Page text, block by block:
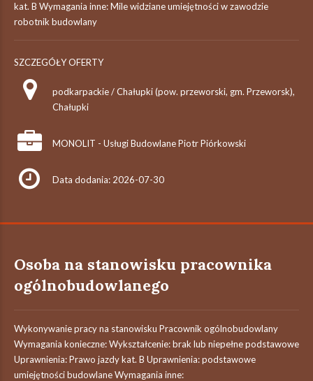
kat. B Wymagania inne: Mile widziane umiejętności w zawodzie
robotnik budowlany
SZCZEGÓŁY OFERTY
podkarpackie / Chałupki (pow. przeworski, gm. Przeworsk),
Chałupki
MONOLIT - Usługi Budowlane Piotr Piórkowski
Data dodania: 2026-07-30
Osoba na stanowisku pracownika
ogólnobudowlanego
Wykonywanie pracy na stanowisku Pracownik ogólnobudowlany
Wymagania konieczne: Wykształcenie: brak lub niepełne podstawowe
Uprawnienia: Prawo jazdy kat. B Uprawnienia: podstawowe
umiejętności budowlane Wymagania inne: